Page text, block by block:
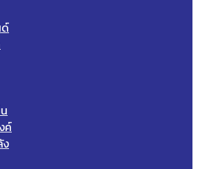
ด์
ค์
ง